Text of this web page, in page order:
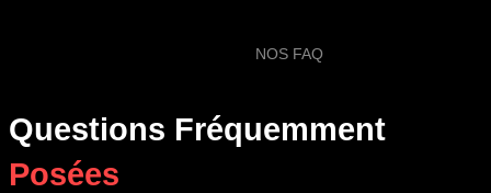
NOS FAQ
Questions Fréquemment
Posées